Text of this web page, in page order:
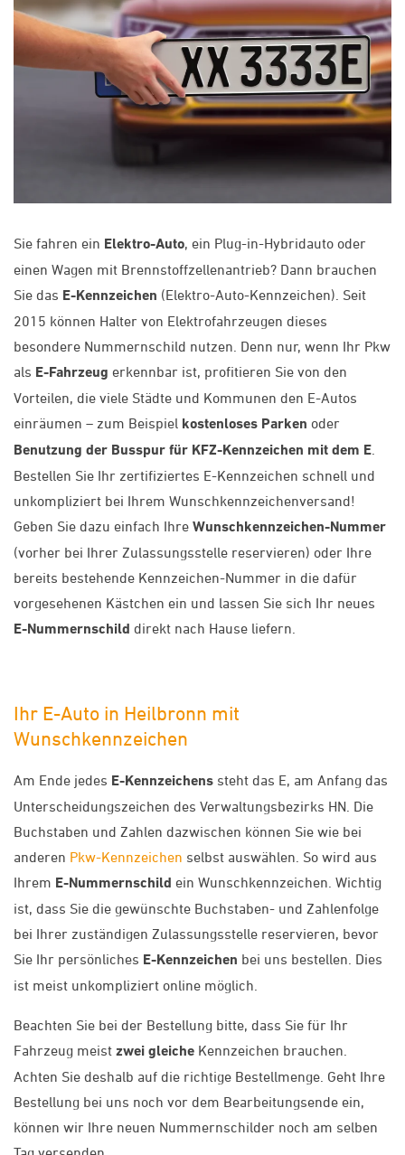
Sie fahren ein Elektro-Auto, ein Plug-in-Hybridauto oder
einen Wagen mit Brennstoffzellenantrieb? Dann brauchen
Sie das E-Kennzeichen (Elektro-Auto-Kennzeichen). Seit
2015 können Halter von Elektrofahrzeugen dieses
besondere Nummernschild nutzen. Denn nur, wenn Ihr Pkw
als E-Fahrzeug erkennbar ist, profitieren Sie von den
Vorteilen, die viele Städte und Kommunen den E-Autos
einräumen – zum Beispiel kostenloses Parken oder
Benutzung der Busspur für KFZ-Kennzeichen mit dem E
Bestellen Sie Ihr zertifiziertes E-Kennzeichen schnell und
unkompliziert bei Ihrem Wunschkennzeichenversand!
Geben Sie dazu einfach Ihre Wunschkennzeichen-Nummer
(vorher bei Ihrer Zulassungsstelle reservieren) oder Ihre
bereits bestehende Kennzeichen-Nummer in die dafür
vorgesehenen Kästchen ein und lassen Sie sich Ihr neues
E-Nummernschild direkt nach Hause liefern.
Ihr E-Auto in Heilbronn mit
Wunschkennzeichen
Am Ende jedes E-Kennzeichens steht das E, am Anfang das
Unterscheidungszeichen des Verwaltungsbezirks HN. Die
Buchstaben und Zahlen dazwischen können Sie wie bei
anderen Pkw-Kennzeichen selbst auswählen. So wird aus
Ihrem E-Nummernschild ein Wunschkennzeichen. Wichtig
ist, dass Sie die gewünschte Buchstaben- und Zahlenfolge
bei Ihrer zuständigen Zulassungsstelle reservieren, bevor
Sie Ihr persönliches E-Kennzeichen bei uns bestellen. Dies
ist meist unkompliziert online möglich.
Beachten Sie bei der Bestellung bitte, dass Sie für Ihr
Fahrzeug meist zwei gleiche Kennzeichen brauchen.
Achten Sie deshalb auf die richtige Bestellmenge. Geht Ihre
Bestellung bei uns noch vor dem Bearbeitungsende ein,
können wir Ihre neuen Nummernschilder noch am selben